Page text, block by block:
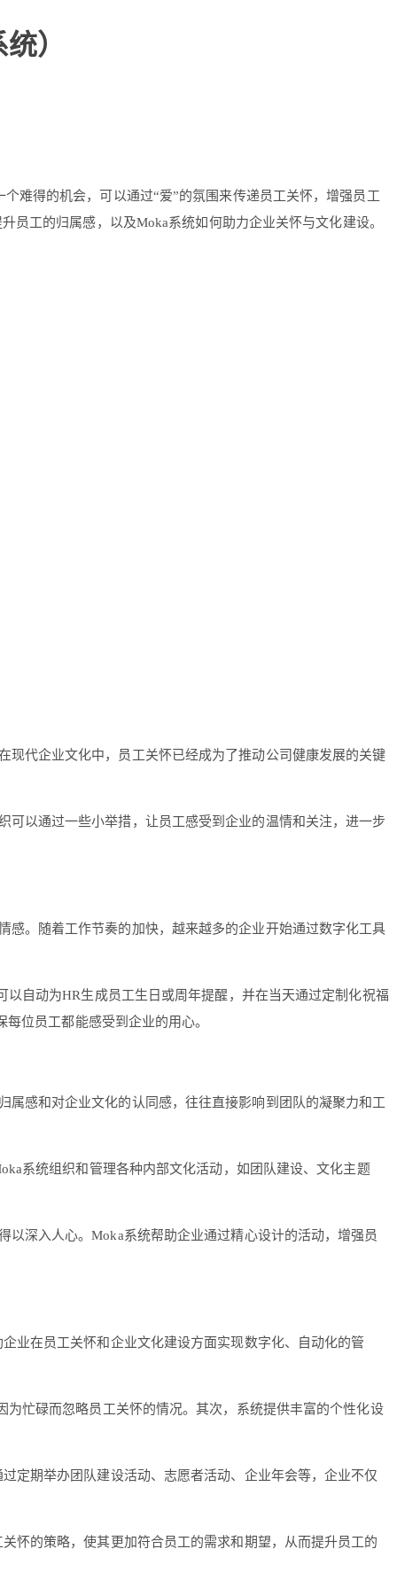
）
难得的机会，可以通过“爱”的氛围来传递员工关怀，增强员工
工的归属感，以及Moka系统如何助力企业关怀与文化建设。
代企业文化中，员工关怀已经成为了推动公司健康发展的关键
以通过一些小举措，让员工感受到企业的温情和关注，进一步
。随着工作节奏的加快，越来越多的企业开始通过数字化工具
自动为HR生成员工生日或周年提醒，并在当天通过定制化祝福
位员工都能感受到企业的用心。
感和对企业文化的认同感，往往直接影响到团队的凝聚力和工
系统组织和管理各种内部文化活动，如团队建设、文化主题
深入人心。Moka系统帮助企业通过精心设计的活动，增强员
业在员工关怀和企业文化建设方面实现数字化、自动化的管
忙碌而忽略员工关怀的情况。其次，系统提供丰富的个性化设
定期举办团队建设活动、志愿者活动、企业年会等，企业不仅
怀的策略，使其更加符合员工的需求和期望，从而提升员工的